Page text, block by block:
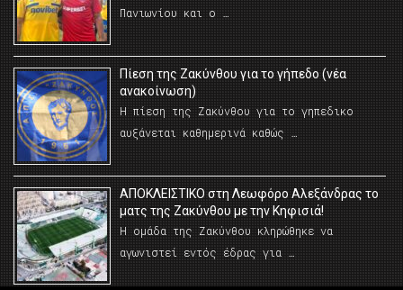
Πανιωνίου και ο …
Πίεση της Ζακύνθου για το γήπεδο (νέα
ανακοίνωση)
Η πίεση της Ζακύνθου για το γηπεδικο
αυξάνεται καθημερινά καθώς …
AΠΟΚΛΕΙΣΤΙΚΟ στη Λεωφόρο Αλεξάνδρας το
ματς της Ζακύνθου με την Κηφισιά!
Η ομάδα της Ζακύνθου κληρώθηκε να
αγωνιστεί εντός έδρας για …